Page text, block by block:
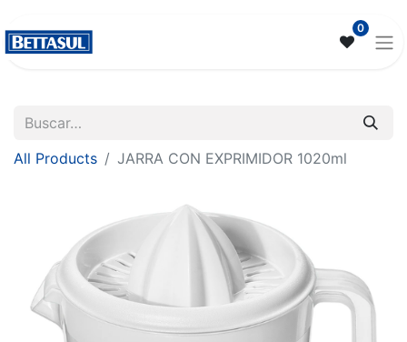
0
All Products JARRA CON EXPRIMIDOR 1020ml